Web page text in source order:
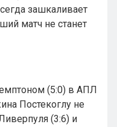
зашкаливает
матч не станет
(5:0) в АПЛ
Постекоглу не
(3:6) и